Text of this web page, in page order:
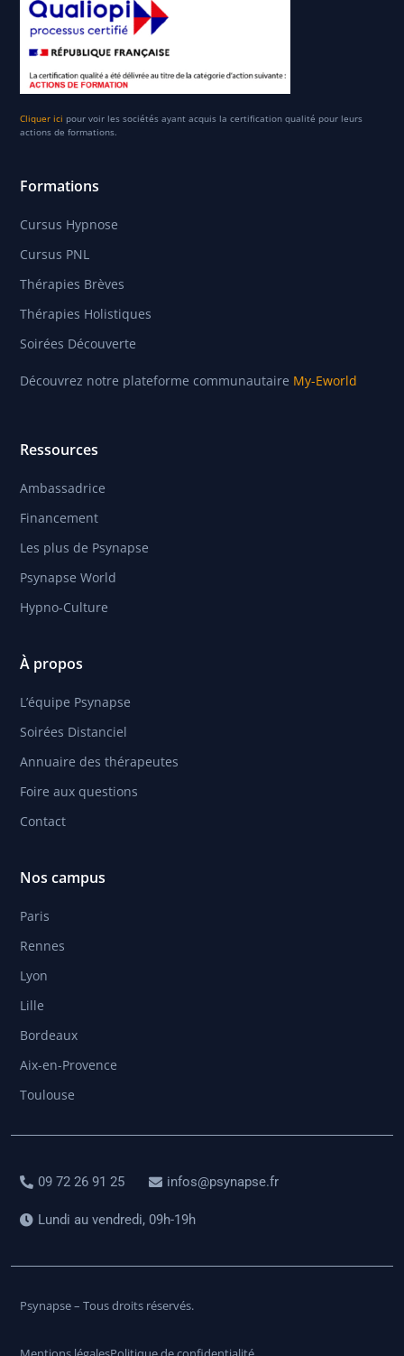
Cliquer ici pour voir les sociétés ayant acquis la certification qualité pour leurs
actions de formations.
Formations
Cursus Hypnose
Cursus PNL
Thérapies Brèves
Thérapies Holistiques
Soirées Découverte
Découvrez notre plateforme communautaire My-Eworld
Ressources
Ambassadrice
Financement
Les plus de Psynapse
Psynapse World
Hypno-Culture
À propos
L’équipe Psynapse
Soirées Distanciel
Annuaire des thérapeutes
Foire aux questions
Contact
Nos campus
Paris
Rennes
Lyon
Lille
Bordeaux
Aix-en-Provence
Toulouse
09 72 26 91 25 infos@psynapse.fr
Lundi au vendredi, 09h-19h
Psynapse – Tous droits réservés.